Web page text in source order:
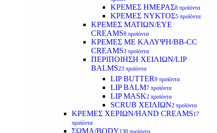
ΚΡΕΜΕΣ ΗΜΕΡΑΣ8 προϊόντα
ΚΡΕΜΕΣ ΝΥΚΤΟΣ5 προϊόντα
ΚΡΕΜΕΣ ΜΑΤΙΩΝ/EYE
CREAMS8 προϊόντα
ΚΡΕΜΕΣ ΜΕ ΚΑΛΥΨΗ/BB-CC
CREAMS3 προϊόντα
ΠΕΡΙΠΟΙΗΣΗ ΧΕΙΛΙΩΝ/LIP
BALMS23 προϊόντα
LIP BUTTER9 προϊόντα
LIP BALM7 προϊόντα
LIP MASK2 προϊόντα
SCRUB ΧΕΙΛΙΩΝ2 προϊόντα
ΚΡΕΜΕΣ ΧΕΡΙΩΝ/HAND CREAMS17
προϊόντα
ΣΩΜΑ/BODY130 προϊόντα